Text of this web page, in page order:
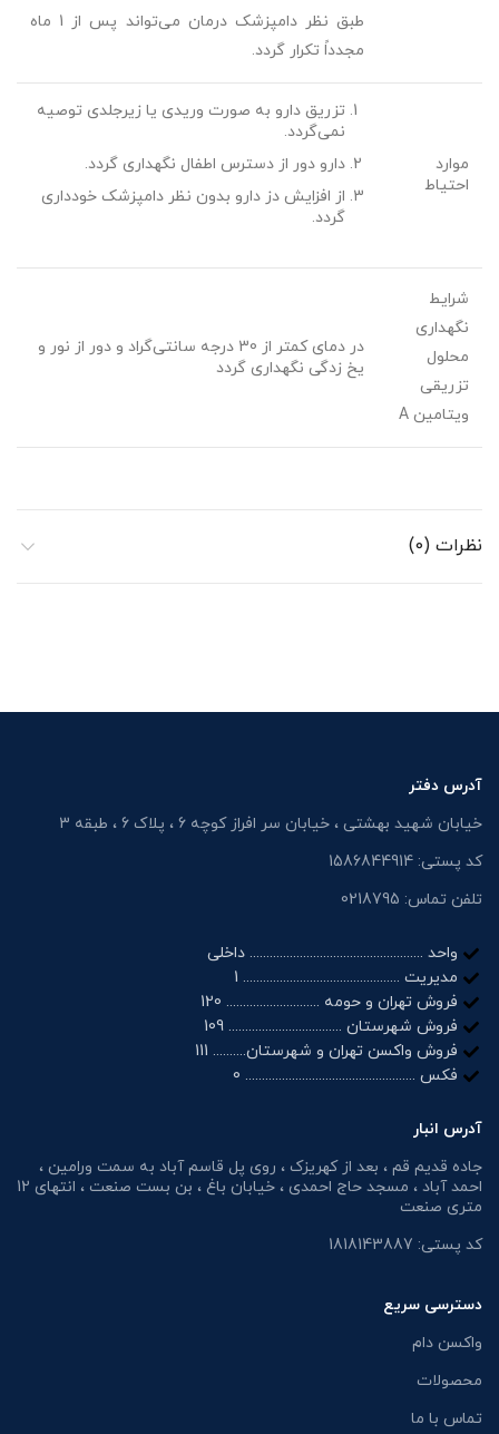
طبق نظر دامپزشک درمان می‌تواند پس از 1 ماه
مجدداً تکرار گردد.
موارد
احتیاط
تزریق دارو به ­صورت وریدی یا زیرجلدی توصیه
نمی‌گردد.
دارو دور از دسترس اطفال نگهداری گردد.
از افزایش دز دارو بدون نظر دامپزشک خودداری
گردد.
شرایط
نگهداری
محلول
تزریقی
ویتامین A
در دمای کمتر از 30 درجه سانتی‌گراد و دور از نور و
یخ زدگی نگهداری گردد
نظرات (0)
آدرس دفتر
خیابان شهید بهشتی ، خیابان سر افراز کوچه 6 ، پلاک 6 ، طبقه 3
کد پستی: 1586844914
تلفن تماس: 0218795
واحد .................................................... داخلی
مدیریت ............................................... 1
فروش تهران و حومه ............................ 120
فروش شهرستان .................................. 109
فروش واکسن تهران و شهرستان.......... 111
فکس ................................................... 0
آدرس انبار
جاده قدیم قم ، بعد از کهریزک ، روی پل قاسم آباد به سمت ورامین ،
احمد آباد ، مسجد حاج احمدی ، خیابان باغ ، بن بست صنعت ، انتهای 12
متری صنعت
کد پستی: 1818143887
دسترسی سریع
واکسن دام
محصولات
تماس با ما